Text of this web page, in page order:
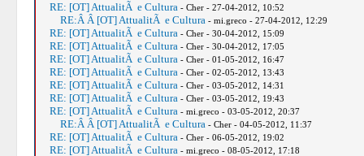
RE: [OT] AttualitÃ e Cultura - Cher - 27-04-2012, 10:52
RE:Â Â [OT] AttualitÃ e Cultura - mi.greco - 27-04-2012, 12:29
RE: [OT] AttualitÃ e Cultura - Cher - 30-04-2012, 15:09
RE: [OT] AttualitÃ e Cultura - Cher - 30-04-2012, 17:05
RE: [OT] AttualitÃ e Cultura - Cher - 01-05-2012, 16:47
RE: [OT] AttualitÃ e Cultura - Cher - 02-05-2012, 13:43
RE: [OT] AttualitÃ e Cultura - Cher - 03-05-2012, 14:31
RE: [OT] AttualitÃ e Cultura - Cher - 03-05-2012, 19:43
RE: [OT] AttualitÃ e Cultura - mi.greco - 03-05-2012, 20:37
RE:Â Â [OT] AttualitÃ e Cultura - Cher - 04-05-2012, 11:37
RE: [OT] AttualitÃ e Cultura - Cher - 06-05-2012, 19:02
RE: [OT] AttualitÃ e Cultura - mi.greco - 08-05-2012, 17:18